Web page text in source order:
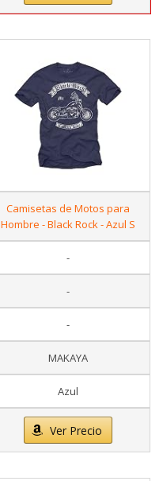
Camisetas de Motos para
Hombre - Black Rock - Azul S
-
-
-
MAKAYA
Azul
Ver Precio